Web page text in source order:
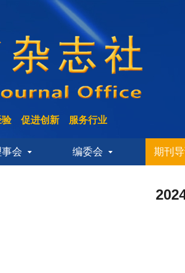
验 促进创新 服务行业
会 编委会 期刊